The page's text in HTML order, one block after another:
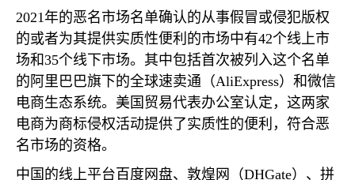
2021年的恶名市场名单确认的从事假冒或侵犯版权
的或者为其提供实质性便利的市场中有42个线上市
场和35个线下市场。其中包括首次被列入这个名单
的阿里巴巴旗下的全球速卖通（AliExpress）和微信
电商生态系统。美国贸易代表办公室认定，这两家
电商为商标侵权活动提供了实质性的便利，符合恶
名市场的资格。
中国的线上平台百度网盘、敦煌网（DHGate）、拼